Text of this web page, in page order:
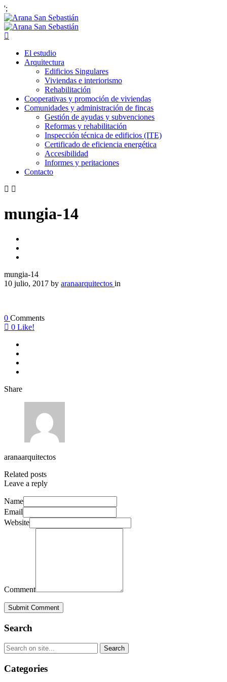
';
El estudio
Arquitectura
Edificios Singulares
Viviendas e interiorismo
Rehabilitación
Cooperativas y promoción de viviendas
Comunidades y administración de fincas
Gestión de ayudas y subvenciones
Reformas y rehabilitación
Inspección técnica de edificios (ITE)
Certificado de eficiencia energética
Accesibilidad
Informes y peritaciones
Contacto
mungia-14
mungia-14
10 julio, 2017 by aranaarquitectos in
0 Comments
0 Like!
Share
aranaarquitectos
Related posts
Leave a reply
Name
Email
Website
Comment
Submit Comment
Search
Categories